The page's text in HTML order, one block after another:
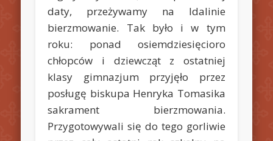
daty, przeżywamy na Idalinie
bierzmowanie. Tak było i w tym
roku: ponad osiemdziesięcioro
chłopców i dziewcząt z ostatniej
klasy gimnazjum przyjęło przez
posługę biskupa Henryka Tomasika
sakrament bierzmowania.
Przygotowywali się do tego gorliwie